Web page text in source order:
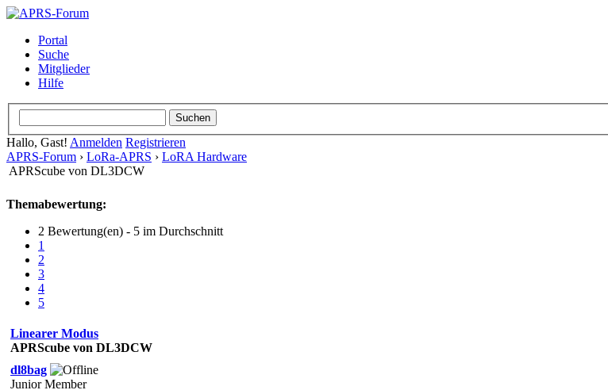
Portal
Suche
Mitglieder
Hilfe
Hallo, Gast! Anmelden Registrieren
APRS-Forum › LoRa-APRS › LoRA Hardware
APRScube von DL3DCW
Themabewertung:
2 Bewertung(en) - 5 im Durchschnitt
1
2
3
4
5
Linearer Modus
APRScube von DL3DCW
dl8bag
Junior Member